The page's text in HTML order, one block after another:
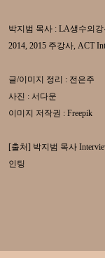
박지범 목사 : LA생수의
2014, 2015 주강사, ACT
글/이미지 정리 : 전은주
사진 : 서다운
이미지 저작권 : Freepik
[출처] 박지범 목사
인팅